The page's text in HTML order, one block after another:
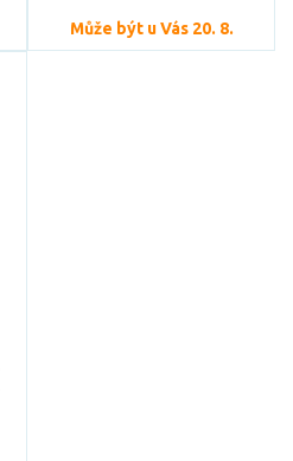
Může být u Vás 20. 8.